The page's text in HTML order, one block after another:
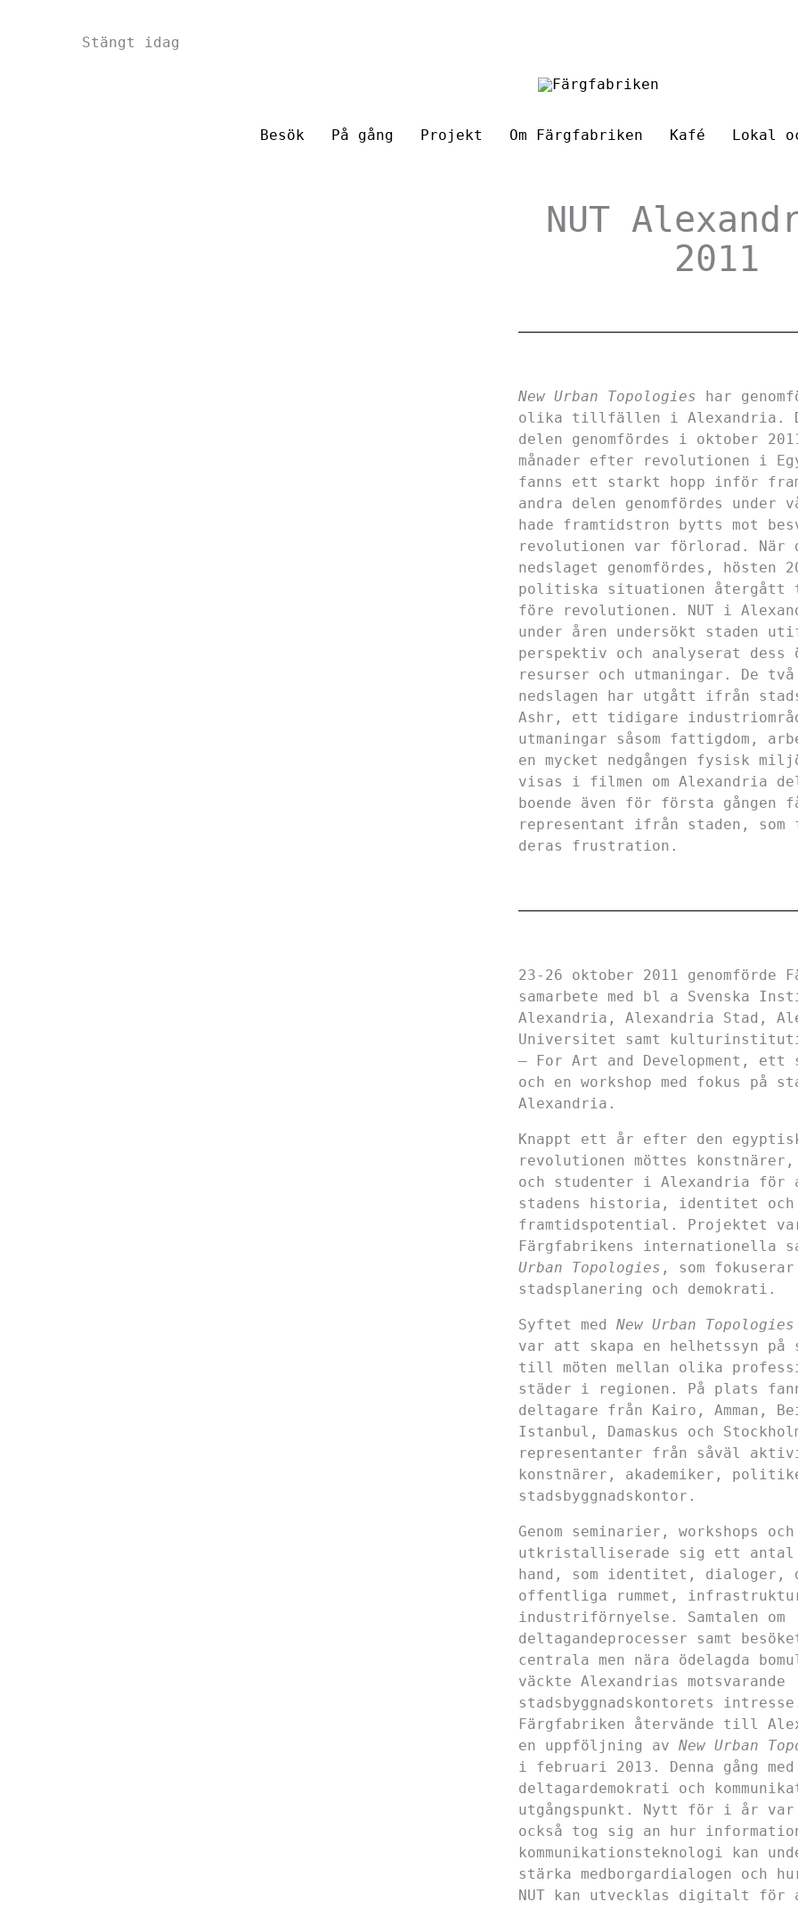
Stängt idag
Besök På gång Projekt Om Färgfabriken Kafé Lokal
NUT
2011
New Urban Topologies har
olika tillfällen i Alexandria.
delen genomfördes i oktober
månader efter revolutionen i
fanns ett starkt hopp inför
andra delen genomfördes under
hade framtidstron bytts mot
revolutionen var förlorad. När
nedslaget genomfördes, hösten
politiska situationen
före revolutionen. NUT i
under åren undersökt staden
perspektiv och analyserat dess
resurser och utmaningar. De två
nedslagen har utgått ifrån
Ashr, ett tidigare
utmaningar såsom fattigdom,
en mycket nedgången fysisk
visas i filmen om Alexandria
boende även för första gången
representant ifrån staden,
deras frustration.
23-26 oktober 2011 genomförde
samarbete med bl a Svenska
Alexandria, Alexandria Stad,
Universitet samt
– For Art and Development, ett
och en workshop med fokus på
Alexandria.
Knappt ett år efter den
revolutionen möttes
och studenter i Alexandria för
stadens historia, identitet och
framtidspotential. Projektet
Färgfabrikens internationella
Urban Topologies , som fokuserar
stadsplanering och demokrati.
Syftet med New Urban Topologies
var att skapa en helhetssyn på
till möten mellan olika
städer i regionen. På plats
deltagare från Kairo, Amman,
Istanbul, Damaskus och
representanter från såväl
konstnärer, akademiker,
stadsbyggnadskontor.
Genom seminarier, workshops
utkristalliserade sig ett antal
hand, som identitet, dialoger,
offentliga rummet,
industriförnyelse. Samtalen om
deltagandeprocesser samt
centrala men nära ödelagda
väckte Alexandrias motsvarande
stadsbyggnadskontorets
Färgfabriken återvände till
en uppföljning av New Urban
i februari 2013. Denna gång
deltagardemokrati och
utgångspunkt. Nytt för i år var
också tog sig an hur
kommunikationsteknologi kan
stärka medborgardialogen och
NUT kan utvecklas digitalt